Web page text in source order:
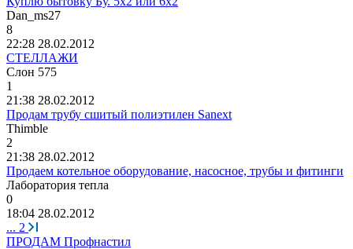
Dan_ms27
8
22:28 28.02.2012
СТЕЛЛАЖИ
Слон 575
1
21:38 28.02.2012
Продам трубу сшитый полиэтилен Sanext
Thimble
2
21:38 28.02.2012
Продаем котельное оборудование, насосное, трубы и фитинги
Лаборатория тепла
0
18:04 28.02.2012
... 2
ПРОДАМ Профнастил